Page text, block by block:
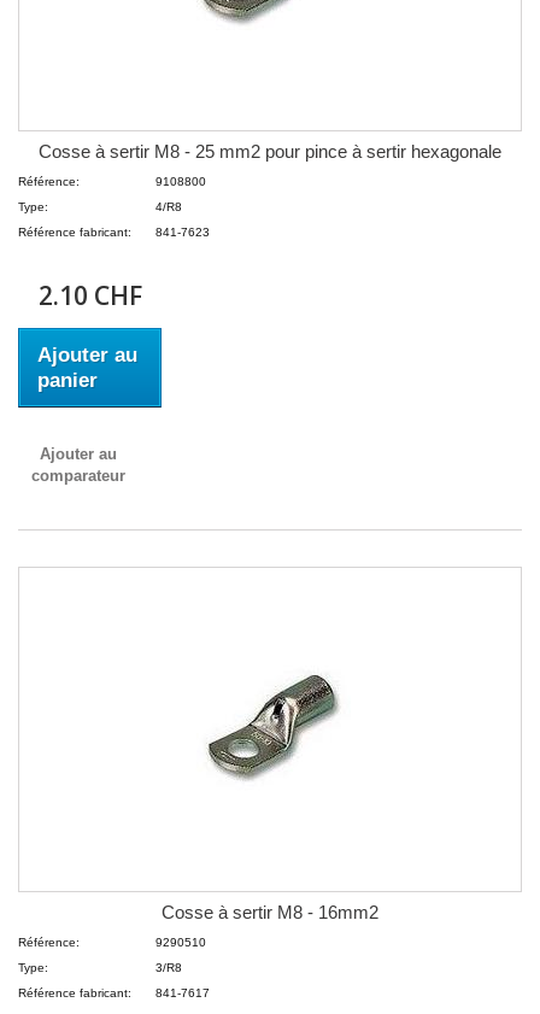
Cosse à sertir M8 - 25 mm2 pour pince à sertir hexagonale
Référence:
9108800
Type:
4/R8
Référence fabricant:
841-7623
2.10 CHF
Ajouter au
panier
Ajouter au
comparateur
Cosse à sertir M8 - 16mm2
Référence:
9290510
Type:
3/R8
Référence fabricant:
841-7617